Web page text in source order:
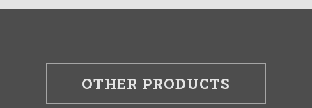
OTHER PRODUCTS